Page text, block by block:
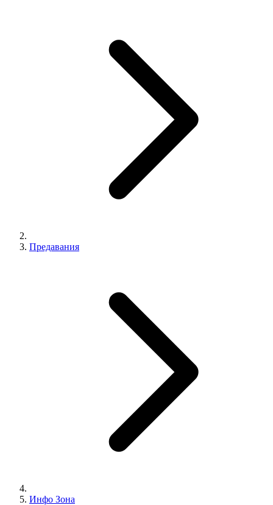
Предавания
Инфо Зона